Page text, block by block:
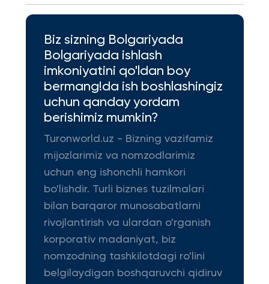
Biz sizning Bolgariyada
Bolgariyada ishlash
imkoniyatini qo'ldan boy
bermang!da ish boshlashingiz
uchun qanday yordam
berishimiz mumkin?
Turonworld.uz - Bizning vazifamiz
mijozlarimiz va nomzodlarimiz
uchun eng ishonchli hamkori
bo'lishdir. Turli biznes tuzilmalari
bilan barqaror munosabatlarni
rivojlantirish va ulardan o'rganish
korporativ madaniyat, biz
nomzodning tashkilotdagi ro'lini
belgilaydigan boshqaruvchi qidiruv